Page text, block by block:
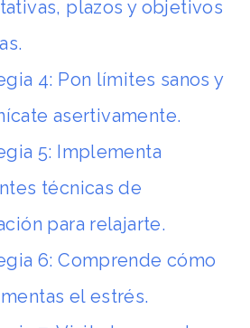
plazos y objetivos
.
4: Pon límites sanos y
asertivamente.
5: Implementa
técnicas de
para relajarte.
6: Comprende cómo
el estrés.